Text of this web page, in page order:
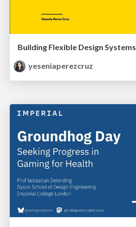
Building Flexible Design Systems
yeseniaperezcruz